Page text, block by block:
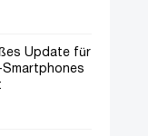
zahlen!
Update für